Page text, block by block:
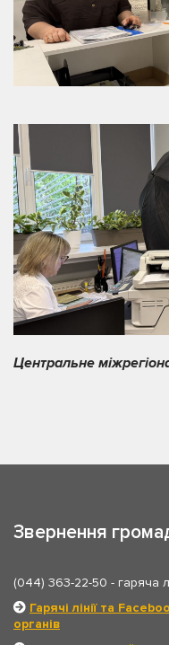
Центральне
Звернення
(044) 363-22-50 - гаряча
Гарячі лінії та
органів